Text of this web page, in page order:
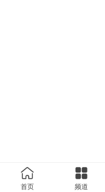
首页 频道